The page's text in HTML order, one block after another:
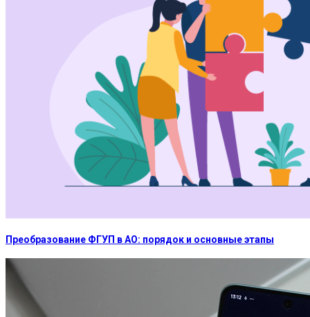
Преобразование ФГУП в АО: порядок и основные этапы